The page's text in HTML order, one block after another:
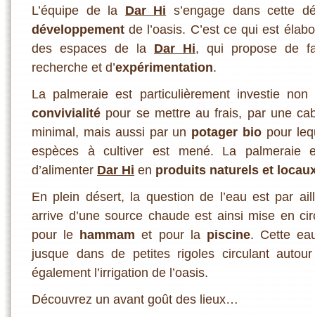
L’équipe de la Dar Hi s’engage dans cette
développement de l’oasis. C’est ce qui est
des espaces de la Dar Hi, qui propose de
recherche et d’expérimentation.
La palmeraie est particulièrement investie
convivialité pour se mettre au frais, par une
minimal, mais aussi par un potager bio pour
espèces à cultiver est mené. La palmeraie
d’alimenter Dar Hi en produits naturels et
En plein désert, la question de l’eau est par
arrive d’une source chaude est ainsi mise en
pour le hammam et pour la piscine. Cette
jusque dans de petites rigoles circulant
également l’irrigation de l’oasis.
Découvrez un avant goût des lieux…